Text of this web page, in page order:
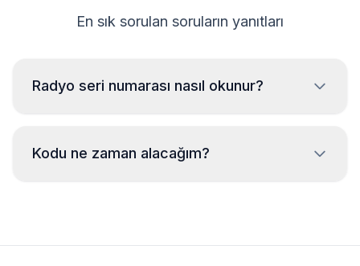
En sık sorulan soruların yanıtları
Radyo seri numarası nasıl okunur?
sökülmesi ve kasanın üzerindeki etiketten kodun
okunması gereklidir. Genellikle seri numarası barkodun
W1507123
Kodu ne zaman alacağım?